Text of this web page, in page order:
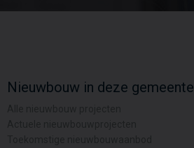
Nieuwbouw in deze gemeente